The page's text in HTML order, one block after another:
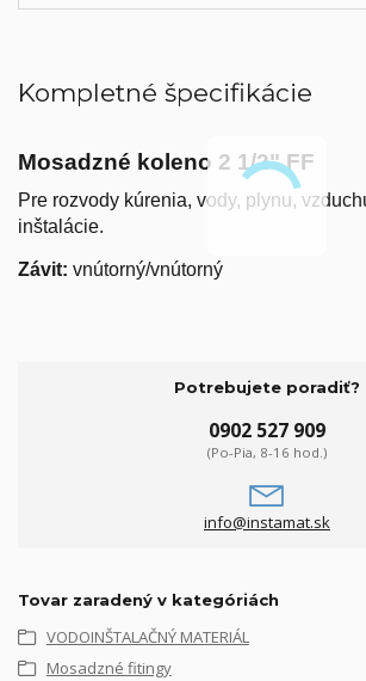
Kompletné špecifikácie
Mosadzné koleno 2 1/2" FF
Pre rozvody kúrenia, vody, plynu,
inštalácie.
Závit: vnútorný/vnútorný
Potrebujete poradiť?
0902 527 909
(Po-Pia, 8-16 hod.)
info@instamat.sk
Tovar zaradený v kategóriách
VODOINŠTALAČNÝ MATERIÁL
Mosadzné fitingy